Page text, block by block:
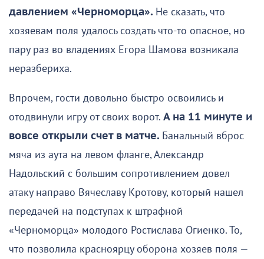
давлением «Черноморца». Не сказать, что
хозяевам поля удалось создать что-то опасное, но
пару раз во владениях Егора Шамова возникала
неразбериха.
Впрочем, гости довольно быстро освоились и
отодвинули игру от своих ворот. А на 11 минуте и
вовсе открыли счет в матче. Банальный вброс
мяча из аута на левом фланге, Александр
Надольский с большим сопротивлением довел
атаку направо Вячеславу Кротову, который нашел
передачей на подступах к штрафной
«Черноморца» молодого Ростислава Огиенко. То,
что позволила красноярцу оборона хозяев поля —